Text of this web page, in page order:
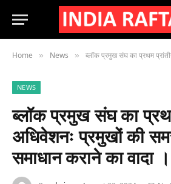
Home » News » ब्लॉक प्रमुख संघ का प्रथम प्रांतीय अधिवेशनः
NEWS
ब्लॉक प्रमुख संघ का
अधिवेशनः प्रमुखों की
समाधान कराने का वादा ।